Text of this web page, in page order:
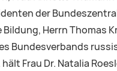
der
Herrn Thomas
Bundesverbands
hält Frau Dr. Natalia